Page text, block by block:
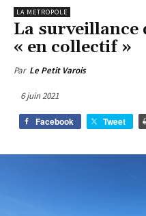
LA METROPOLE
La surveillance
« en collectif »
Par Le Petit Varois
6 juin 2021
Facebook Tweet